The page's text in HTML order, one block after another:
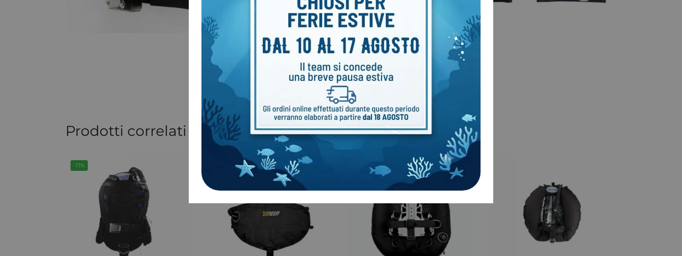
1736 KIT completi Wing Backplate Marchio:
Prodotti correlati
-11%